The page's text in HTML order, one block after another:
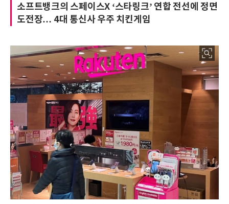
소프트뱅크의 스페이스X ‘스타링크’ 연합 전선에 정면
도전장… 4대 통신사 우주 치킨게임